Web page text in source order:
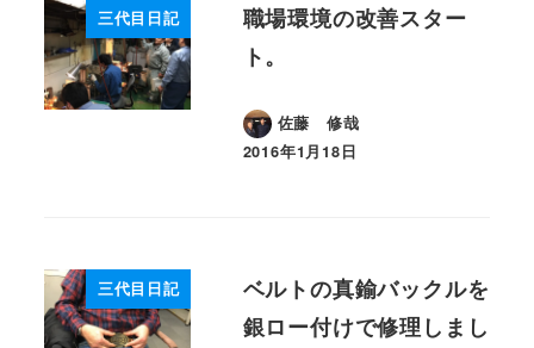
三代目日記
職場環境の改善スター
ト。
佐藤 修哉
投稿日
2016年1月18日
三代目日記
ベルトの真鍮バックルを
銀ロー付けで修理しまし